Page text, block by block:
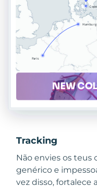
Tracking
Não envies os teus
genérico e
vez disso, fortalece